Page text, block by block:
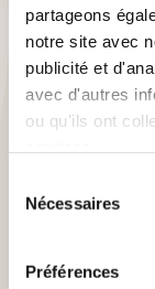
partageons
notre site avec
publicité et
avec d'autres
ou qu'ils ont
Nécessaires
Préférences
Boose
EasyTeam,